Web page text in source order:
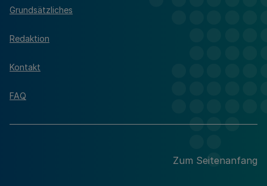
Grundsätzliches
Redaktion
Kontakt
FAQ
Zum Seitenanfang